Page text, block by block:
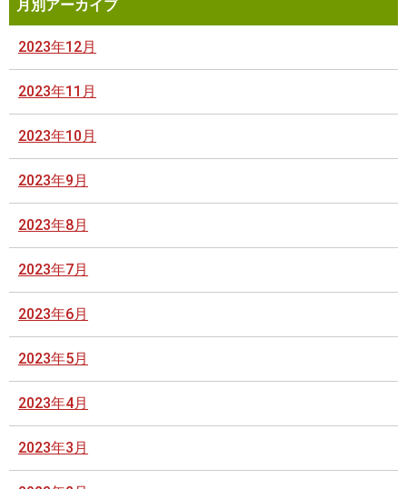
月別アーカイブ
2023年12月
2023年11月
2023年10月
2023年9月
2023年8月
2023年7月
2023年6月
2023年5月
2023年4月
2023年3月